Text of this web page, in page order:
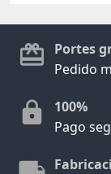
Portes
Pedido
100%
Pago